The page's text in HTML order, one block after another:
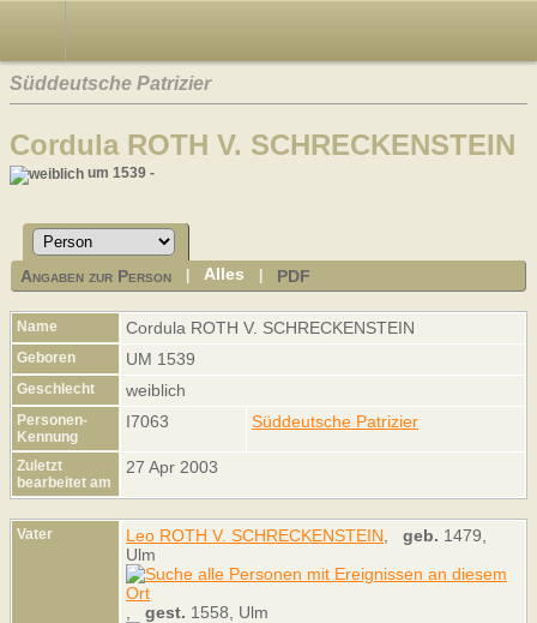
Süddeutsche Patrizier
Cordula ROTH V. SCHRECKENSTEIN
um 1539 -
Angaben zur Person |Alles PDF
Name Cordula ROTH V. SCHRECKENSTEIN
Geboren UM 1539
Geschlecht weiblich
Personen-
Kennung
I7063 Süddeutsche Patrizier
Zuletzt
bearbeitet am
27 Apr 2003
Vater Leo ROTH V. SCHRECKENSTEIN geb. 1479,
Ulm
gest. 1558, Ulm